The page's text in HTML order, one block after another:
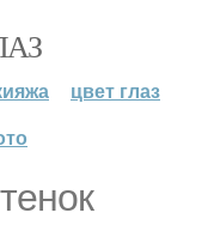
цвет глаз